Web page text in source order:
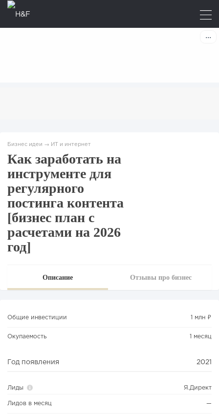
Бизнес идеи → ИТ и интернет
Как заработать на
инструменте для
регулярного
постинга контента
[бизнес план с
расчетами на 2026
год]
Описание Отзывы про бизнес
Общие инвестиции 1 млн ₽
Окупаемость 1 месяц
Год появления 2021
Лиды Я.Директ
Лидов в месяц —